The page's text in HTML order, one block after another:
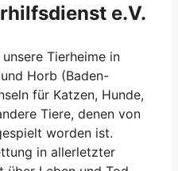
e.V.
Tierheime in
Horb (Baden-
für Katzen, Hunde,
Tiere, denen von
worden ist.
in allerletzter